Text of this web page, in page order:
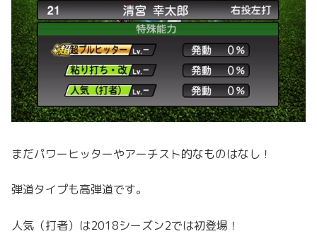
まだパワーヒッターやアーチスト的なものはなし！
弾道タイプも高弾道です。
人気（打者）は2018シーズン2では初登場！